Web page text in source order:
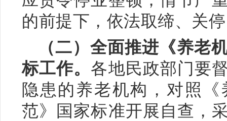
的前提下，依法取缔、关
（二）全面推进《养老
标工作。 各地民政部门要
隐患的养老机构，对照
范》国家标准开展自查，